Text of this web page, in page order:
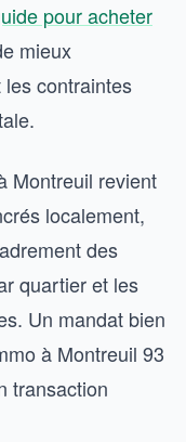
pour acheter
mieux
contraintes
Montreuil revient
localement,
des
quartier et les
Un mandat bien
à Montreuil 93
transaction